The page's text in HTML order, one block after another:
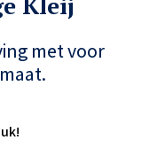
met voor